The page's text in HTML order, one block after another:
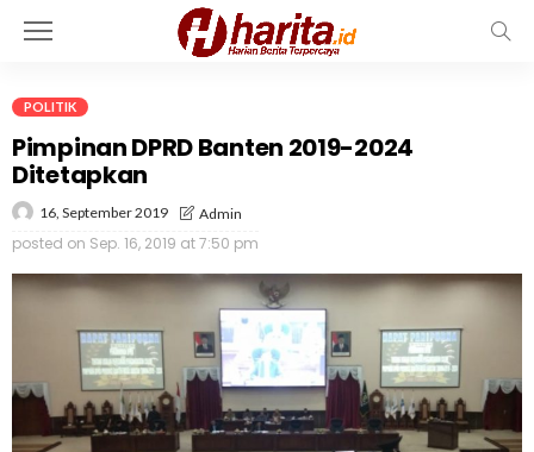
POLITIK
Pimpinan DPRD Banten 2019-2024
Ditetapkan
16, September 2019 Admin
posted on Sep. 16, 2019 at 7:50 pm